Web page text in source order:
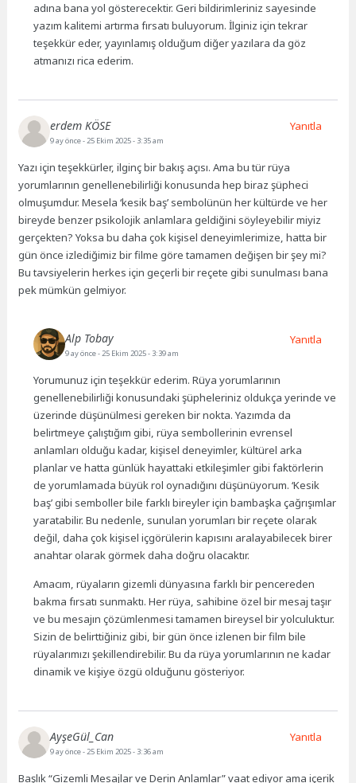
adına bana yol gösterecektir. Geri bildirimleriniz sayesinde
yazım kalitemi artırma fırsatı buluyorum. İlginiz için tekrar
teşekkür eder, yayınlamış olduğum diğer yazılara da göz
atmanızı rica ederim.
erdem KÖSE
9 ay önce- 25 Ekim 2025 - 3:35 am
Yazı için teşekkürler, ilginç bir bakış açısı. Ama bu tür rüya
yorumlarının genellenebilirliği konusunda hep biraz şüpheci
olmuşumdur. Mesela ‘kesik baş’ sembolünün her kültürde ve her
bireyde benzer psikolojik anlamlara geldiğini söyleyebilir miyiz
gerçekten? Yoksa bu daha çok kişisel deneyimlerimize, hatta bir
gün önce izlediğimiz bir filme göre tamamen değişen bir şey mi?
Bu tavsiyelerin herkes için geçerli bir reçete gibi sunulması bana
pek mümkün gelmiyor.
Yanıtla
Alp Tobay
9 ay önce- 25 Ekim 2025 - 3:39 am
Yorumunuz için teşekkür ederim. Rüya yorumlarının
genellenebilirliği konusundaki şüpheleriniz oldukça yerinde ve
üzerinde düşünülmesi gereken bir nokta. Yazımda da
belirtmeye çalıştığım gibi, rüya sembollerinin evrensel
anlamları olduğu kadar, kişisel deneyimler, kültürel arka
planlar ve hatta günlük hayattaki etkileşimler gibi faktörlerin
de yorumlamada büyük rol oynadığını düşünüyorum. ‘Kesik
baş’ gibi semboller bile farklı bireyler için bambaşka çağrışımlar
yaratabilir. Bu nedenle, sunulan yorumları bir reçete olarak
değil, daha çok kişisel içgörülerin kapısını aralayabilecek birer
anahtar olarak görmek daha doğru olacaktır.
Amacım, rüyaların gizemli dünyasına farklı bir pencereden
bakma fırsatı sunmaktı. Her rüya, sahibine özel bir mesaj taşır
ve bu mesajın çözümlenmesi tamamen bireysel bir yolculuktur.
Sizin de belirttiğiniz gibi, bir gün önce izlenen bir film bile
rüyalarımızı şekillendirebilir. Bu da rüya yorumlarının ne kadar
dinamik ve kişiye özgü olduğunu gösteriyor.
Yanıtla
AyşeGül_Can
9 ay önce- 25 Ekim 2025 - 3:36 am
Başlık “Gizemli Mesajlar ve Derin Anlamlar” vaat ediyor ama içerik
Yanıtla